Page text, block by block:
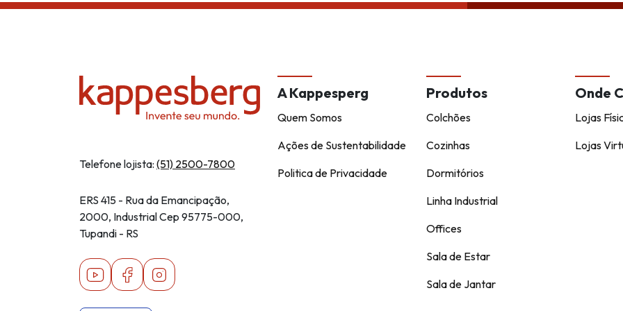
Telefone lojista: (51) 2500-7800
ERS 415 - Rua da Emancipação,
2000, Industrial Cep 95775-000,
Tupandi - RS
YoutubeFacebookInstagram
A Kappesperg
Quem Somos
Ações de Sustentabilidade
Politica de Privacidade
Produtos
Colchões
Cozinhas
Dormitórios
Linha Industrial
Offices
Sala de Estar
Sala de Jantar
Onde
Lojas
Lojas